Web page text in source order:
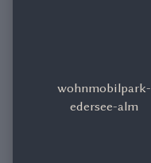
wohnmobilpark-
edersee-alm